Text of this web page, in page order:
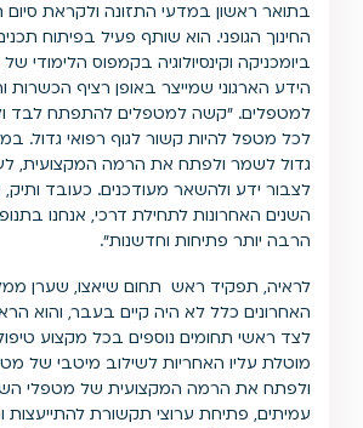
בתואר ראשון במדעי התזונה ולקראת
החינוך הגופני. הוא שותף פעיל בפיתוח
ביומכניקה וקינסיולוגיה בקמפוס הלימודי
הידע הארגוני שמייצר באופן רציף הכשרות
למטפלים. "קשה למטפלים להתפתח לבד
לכל מטפל להיות קשור לגוף רפואי גדול.
גדול לשמר ולפתח את הרמה המקצועית,
לצבור ידע ולהשאר מעודכנים. כעובד
השנים האחרונות לתחילת דרכי, אנחנו
הרבה יותר פתיחות וחדשנות".
לראיה, תפקיד ראש תחום שיאצו, שערן
האחרונים כלל לא היה קיים בעבר, והוא
לצד ראשי תחומים נוספים בכל מקצוע
מוטלת עליו האחריות לשילוב מיטבי של
ולפתח את הרמה המקצועית של מטפלי
עמיתים, פתיחת ערוצי תקשורת להתייעצות